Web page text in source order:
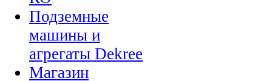
Подземные
машины и
агрегаты Dekree
Магазин